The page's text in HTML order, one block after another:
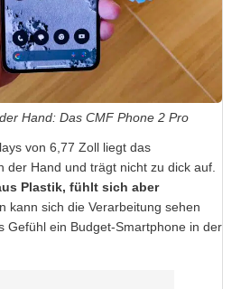
Hand: Das CMF Phone 2 Pro
von 6,77 Zoll liegt das
der Hand und trägt nicht zu dick auf.
Plastik, fühlt sich aber
kann sich die Verarbeitung sehen
Gefühl ein Budget-Smartphone in der